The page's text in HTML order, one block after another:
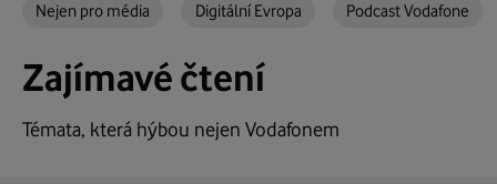
Nejen pro média Digitální Evropa Podcast Vodafone
Zajímavé čtení
Témata, která hýbou nejen Vodafonem